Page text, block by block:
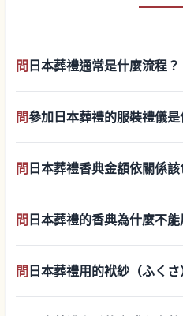
問 日本葬禮通常是什麼流程？
問參加日本葬禮的服裝禮儀是
問 日本葬禮香典金額依關係該
問 日本葬禮的香典為什麼不能
問 日本葬禮用的袱紗（ふく